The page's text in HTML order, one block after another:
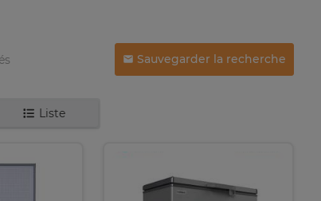
Sauvegarder la recherche
Liste